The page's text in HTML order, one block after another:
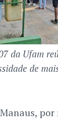
da Ufam
de
por